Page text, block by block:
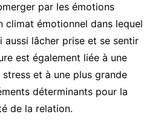
par les émotions
climat émotionnel dans lequel
aussi lâcher prise et se sentir
est également liée à une
et à une plus grande
déterminants pour la
de la relation.